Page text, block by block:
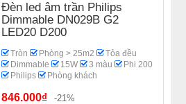
Đèn led âm trần Philips
Dimmable DN029B G2
LED20 D200
Tròn Phòng > 25m2
Tỏa đều
Dimmable
15W 3 màu
Phi 200
Philips
Phòng khách
846.000₫
-21%